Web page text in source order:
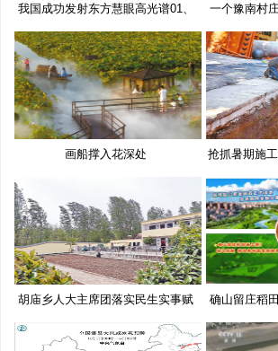
我国成功发射东方慧眼高光谱01、
02
一个豫南村
画船撑入花深处 抢抓暑期施
胡庙乡人大主席团落实民生实事赋
确山留庄稻